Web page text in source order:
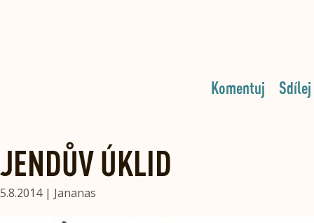
Sdílej
Komentuj
JENDŮV ÚKLID
5.8.2014 | Jananas